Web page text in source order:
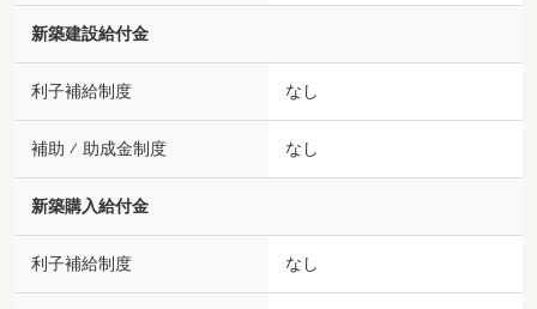
新築建設給付金
利子補給制度 なし
補助 ⁄ 助成金制度 なし
新築購入給付金
利子補給制度 なし